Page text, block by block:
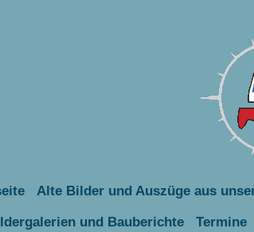
Alte Bilder und Auszüge aus
und Bauberichte Termine